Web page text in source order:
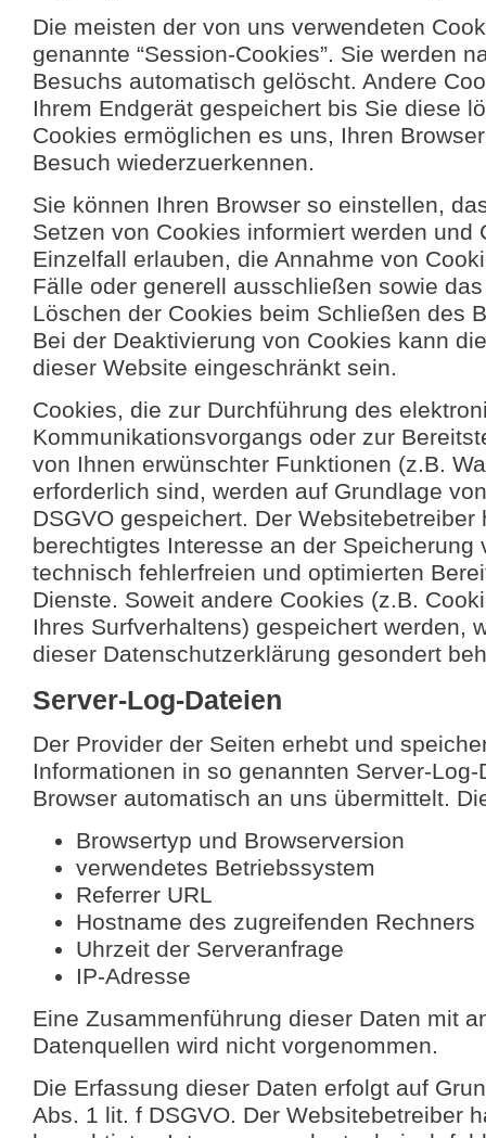
Die meisten der von uns verwendeten
genannte “Session-Cookies”. Sie werden
Besuchs automatisch gelöscht. Andere
Ihrem Endgerät gespeichert bis Sie diese
Cookies ermöglichen es uns, Ihren
Besuch wiederzuerkennen.
Sie können Ihren Browser so einstellen,
Setzen von Cookies informiert werden und
Einzelfall erlauben, die Annahme von
Fälle oder generell ausschließen sowie
Löschen der Cookies beim Schließen des
Bei der Deaktivierung von Cookies kann
dieser Website eingeschränkt sein.
Cookies, die zur Durchführung des
Kommunikationsvorgangs oder zur
von Ihnen erwünschter Funktionen (z.B.
erforderlich sind, werden auf Grundlage
DSGVO gespeichert. Der Websitebetreiber
berechtigtes Interesse an der Speicherung
technisch fehlerfreien und optimierten
Dienste. Soweit andere Cookies (z.B.
Ihres Surfverhaltens) gespeichert werden,
dieser Datenschutzerklärung gesondert
Server-Log-Dateien
Der Provider der Seiten erhebt und
Informationen in so genannten Server-
Browser automatisch an uns übermittelt.
Browsertyp und Browserversion
verwendetes Betriebssystem
Referrer URL
Hostname des zugreifenden Rechners
Uhrzeit der Serveranfrage
IP-Adresse
Eine Zusammenführung dieser Daten mit
Datenquellen wird nicht vorgenommen.
Die Erfassung dieser Daten erfolgt auf
Abs. 1 lit. f DSGVO. Der Websitebetreiber